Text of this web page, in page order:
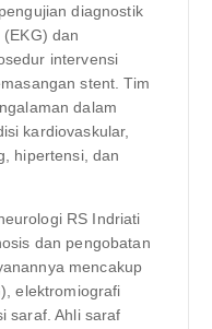
diagnostik
dan
intervensi
stent. Tim
dalam
kardiovaskular,
hipertensi, dan
RS Indriati
dan pengobatan
mencakup
elektromiografi
saraf. Ahli saraf